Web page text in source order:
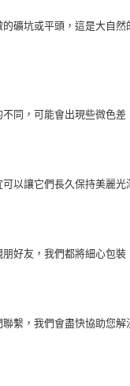
礦坑或平頭，這是大自
同，可能會出現些微色差
以讓它們長久保持美麗光
好友，我們都將細心包裝
繫，我們會盡快協助您解